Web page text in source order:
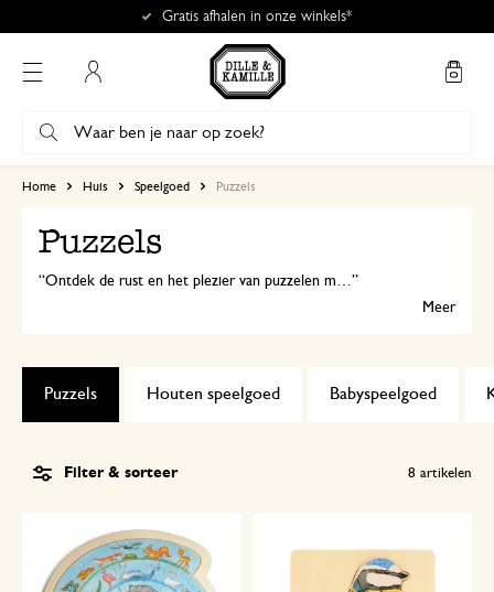
Gratis afhalen in onze winkels*
Home Huis Speelgoed Puzzels
Puzzels
Ontdek de rust en het plezier van puzzelen met de mooie, duurzame puzzels van Dille & Kamille. Met thema’s als dieren, de wereld en bosdieren is er voor elke kleine ontdekker wat wils.
Meer
Houten speelgoed Babyspeelgoed
Puzzels
Filter & sorteer 8 artikelen